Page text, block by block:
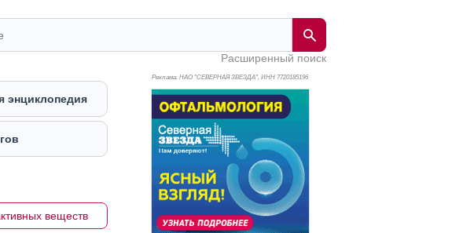
Расширенный поиск
энциклопедия
веществ
Реклама. НАО "СЕВЕРНАЯ ЗВЕЗДА", ИНН 7720185196